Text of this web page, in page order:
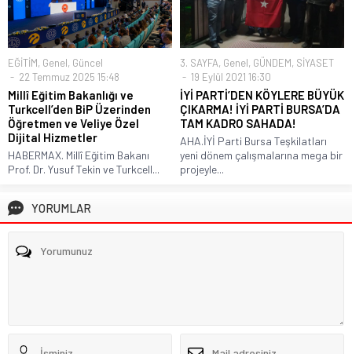
EĞİTİM, Genel, Güncel
22 Temmuz 2025 15:48
Millî Eğitim Bakanlığı ve
Turkcell’den BiP Üzerinden
Öğretmen ve Veliye Özel
Dijital Hizmetler
HABERMAX. Millî Eğitim Bakanı
Prof. Dr. Yusuf Tekin ve Turkcell...
3. SAYFA, Genel, GÜNDEM, SİYASET
19 Eylül 2021 16:30
İYİ PARTİ’DEN KÖYLERE BÜYÜK
ÇIKARMA! İYİ PARTİ BURSA’DA
TAM KADRO SAHADA!
AHA.İYİ Parti Bursa Teşkilatları
yeni dönem çalışmalarına mega bir
projeyle...
YORUMLAR